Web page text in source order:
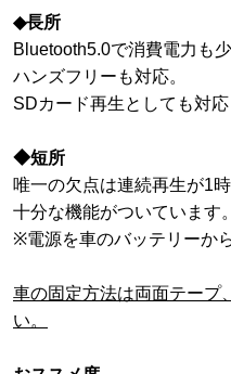
◆長所
Bluetooth5.0で消費電力も少
ハンズフリーも対応。
SDカード再生としても対
◆短所
唯一の欠点は連続再生が1
十分な機能がついています。
※電源を車のバッテリーか
車の固定方法は両面テープ
い。